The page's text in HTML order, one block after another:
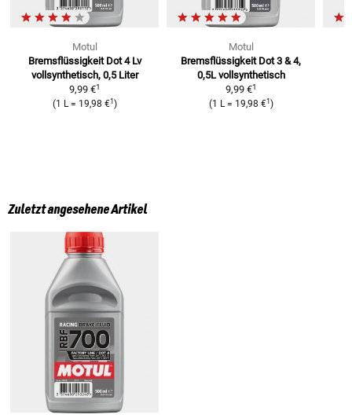
Motul
Bremsflüssigkeit Dot 4 Lv
vollsynthetisch, 0,5 Liter
9,99 €1
(1 L= 19,98 €1 )
Motul
Bremsflüssigkeit Dot 3 & 4,
0,5L vollsynthetisch
9,99 €1
(1 L= 19,98 €1 )
Zuletzt angesehene Artikel